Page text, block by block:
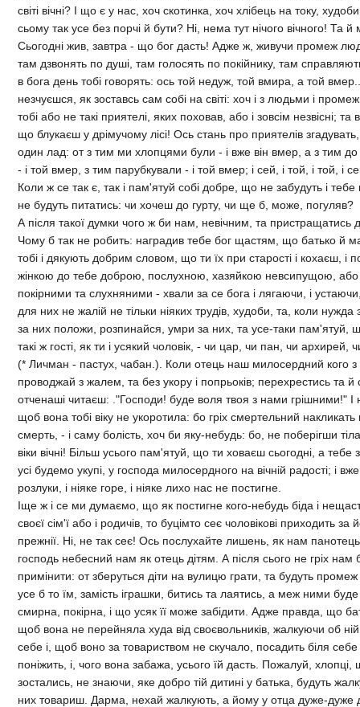
свiтi вiчнi? I що є у нас, хоч скотинка, хоч хлiбець на току,
сьому так усе без порчi й бути? Нi, нема тут нiчого вiчного! Та
Сьогоднi жив, завтра - що бог дасть! Адже ж, живучи промеж
там дзвонять по душi, там голосять по покiйнику, там
в бога день тобi говорять: ось той недуж, той вмира, а той
незчуєшся, як зоставсь сам собi на свiтi: хоч i з людьми i
тобi або не такi приятелi, яких поховав, або i зовсiм незвiснi; та
що блукаєш у дрiмучому лiсi! Ось стань про приятелiв
один лад: от з тим ми хлопцями були - i вже вiн вмер, а з тим
- i той вмер, з тим парубкували - i той вмер; i сей, i той, i той, i
Коли ж се так є, так i пам'ятуй собi добре, що не забудуть i тебе
не будуть питатись: чи хочеш до гурту, чи ще б, може, погуляв?
А пiсля такої думки чого ж би нам, невiчним, та пристращатись
Чому б так не робить: наградив тебе бог щастям, що батько й
тобi i дякують добрим словом, що ти їх при старостi i кохаєш, i
жiнкою до тебе доброю, послухною, хазяйкою невсипущою, або
покiрними та слухняними - хвали за се бога i лягаючи, i
для них не жалiй не тiльки нiяких трудiв, худоби, та, коли нужда
за них положи, розпинайся, умри за них, та усе-таки пам'ятуй,
такi ж гостi, як ти i усякий чоловiк, - чи цар, чи пан, чи архирей,
(* Личман - пастух, чабан.). Коли отець наш милосердний кого з
проводжай з жалем, та без укору i попрьокiв; перехрестись та
отченашi читаєш: ."Господи! буде воля твоя з нами грiшними!" I
щоб вона тобi вiку не укоротила: бо грiх смертельний накликать
смерть, - i саму болiсть, хоч би яку-небудь: бо, не поберiгши
вiки вiчнi! Бiльш усього пам'ятуй, що ти ховаєш сьогоднi, а тебе
усi будемо укупi, у господа милосердного на вiчнiй радостi; i
розлуки, i нiяке горе, i нiяке лихо нас не постигне.
Iще ж i се ми думаємо, що як постигне кого-небудь бiда i
своєї сiм'ї або i родичiв, то буцiмто сеє чоловiковi приходить за
прежнiї. Нi, не так сеє! Ось послухайте лишень, як нам
господь небесний нам як отець дiтям. А пiсля сього не грiх нам
примiнити: от зберуться дiти на вулицю грати, та будуть
усе б то їм, замiсть iграшки, битись та лаятись, а меж ними
смирна, покiрна, i що усяк її може забiдити. Адже правда, що
щоб вона не перейняла худа вiд своєвольникiв, жалкуючи об
себе i, щоб воно за товариством не скучало, посадить бiля себе
понiжить, i, чого вона забажа, усього їй дасть. Пожалуй, хлопцi,
зостались, не знаючи, яке добро тiй дитинi у батька, будуть
них товариш. Дарма, нехай жалкують, а йому у отца дуже-дуже